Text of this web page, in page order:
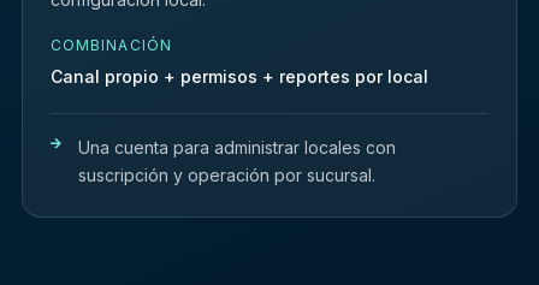
COMBINACIÓN
Canal propio + permisos + reportes por local
Una cuenta para administrar locales con
suscripción y operación por sucursal.